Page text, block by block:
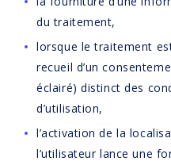
du traitement,
lorsque le traitement
recueil d’un
éclairé) distinct des
d’utilisation,
l’activation de la
l’utilisateur lance une